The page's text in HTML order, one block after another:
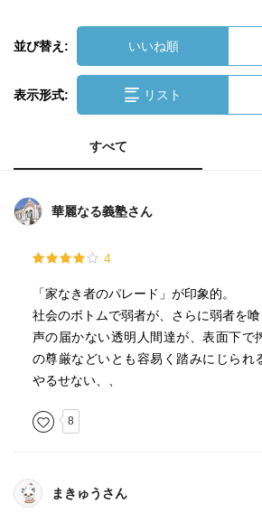
並び替え: いいね順
表示形式: リスト
すべて
華麗なる義塾さん
4
「家なき者のパレード」が印象的。
社会のボトムで弱者が、さらに弱者を喰
声の届かない透明人間達が、表面下で
の尊厳などいとも容易く踏みにじられ
やるせない、、
8
まきゅうさん